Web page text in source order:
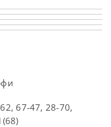
67-47, 28-70,